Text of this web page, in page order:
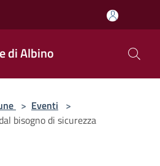
di Albino
> Eventi >
bisogno di sicurezza